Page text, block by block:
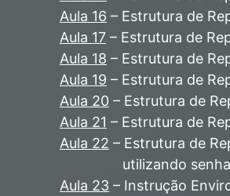
Aula 16 – Estrutura de
Aula 17 – Estrutura de
Aula 18 – Estrutura de
Aula 19 – Estrutura de
Aula 20 – Estrutura de
Aula 21 – Estrutura de
Aula 22 – Estrutura de
utilizando senha
Aula 23 – Instrução